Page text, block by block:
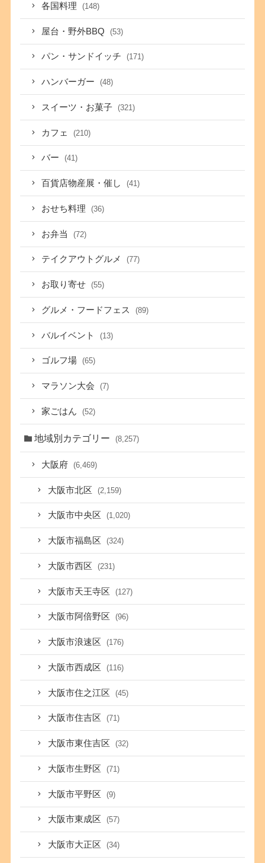
各国料理 (148)
屋台・野外BBQ (53)
パン・サンドイッチ (171)
ハンバーガー (48)
スイーツ・お菓子 (321)
カフェ (210)
バー (41)
百貨店物産展・催し (41)
おせち料理 (36)
お弁当 (72)
テイクアウトグルメ (77)
お取り寄せ (55)
グルメ・フードフェス (89)
バルイベント (13)
ゴルフ場 (65)
マラソン大会 (7)
家ごはん (52)
地域別カテゴリー (8,257)
大阪府 (6,469)
大阪市北区 (2,159)
大阪市中央区 (1,020)
大阪市福島区 (324)
大阪市西区 (231)
大阪市天王寺区 (127)
大阪市阿倍野区 (96)
大阪市浪速区 (176)
大阪市西成区 (116)
大阪市住之江区 (45)
大阪市住吉区 (71)
大阪市東住吉区 (32)
大阪市生野区 (71)
大阪市平野区 (9)
大阪市東成区 (57)
大阪市大正区 (34)